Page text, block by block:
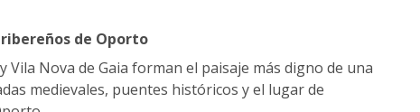
de Oporto
Vila Nova de Gaia forman el paisaje más digno de una
medievales, puentes históricos y el lugar de